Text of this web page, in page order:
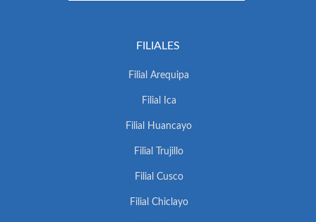
FILIALES
Filial Arequipa
Filial Ica
Filial Huancayo
Filial Trujillo
Filial Cusco
Filial Chiclayo